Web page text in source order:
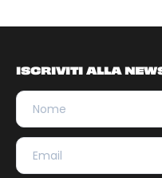
ISCRIVITI ALLA